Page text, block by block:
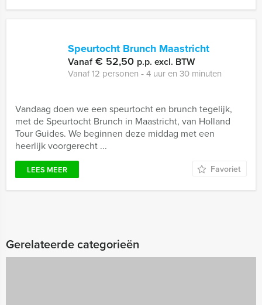
Speurtocht Brunch Maastricht
Vanaf€ 52,50 p.p. excl. BTW
Vanaf 12 personen ‐ 4 uur en 30 minuten
Vandaag doen we een speurtocht en brunch tegelijk,
met de Speurtocht Brunch in Maastricht, van Holland
Tour Guides. We beginnen deze middag met een
heerlijk voorgerecht ...
LEES MEER Favoriet
Gerelateerde categorieën